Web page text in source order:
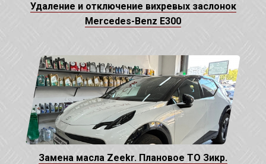
Удаление и отключение вихревых заслонок
Mercedes-Benz E300
Замена масла Zeekr. Плановое ТО Зикр.